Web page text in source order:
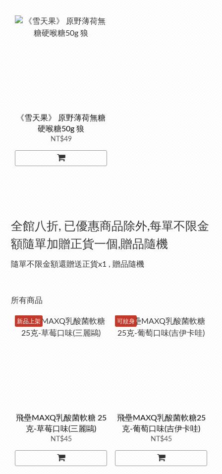
《雪天果》 原野薄荷無糖
硬喉糖50g 狼
NT$49
全館八折, 已優惠商品除外,每單不限金
額隨單加贈正貨一個,贈品隨機
隨單不限金額還贈送正貨x1 , 贈品隨機
所有商品
新品上架
飛壘MAXQ乳酸菌軟糖 25
克-草莓口味(三麗鷗)
NT$45
可紋身
飛壘MAXQ乳酸菌軟糖25
克-葡萄口味(吉伊卡哇)
NT$45